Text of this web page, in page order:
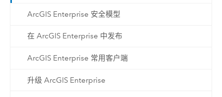
ArcGIS Enterprise 安全模型
在 ArcGIS Enterprise 中发布
ArcGIS Enterprise 常用客户端
升级 ArcGIS Enterprise